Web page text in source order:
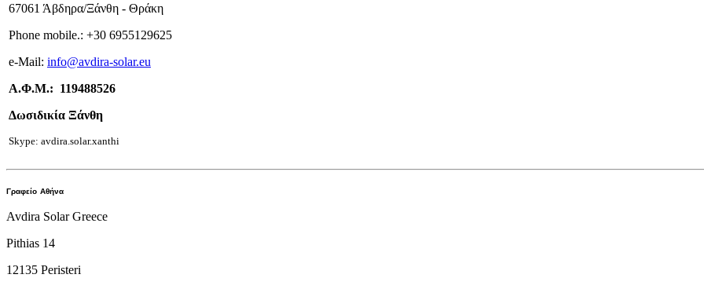
67061 Άβδηρα/Ξάνθη - Θράκη
Phone mobile.: +30 6955129625
e-Mail: info@avdira-solar.eu
Α.Φ.Μ.: 119488526
Δωσιδικία Ξάνθη
Skype: avdira.solar.xanthi
Γραφείο Αθήνα
Avdira Solar Greece
Pithias 14
12135 Peristeri